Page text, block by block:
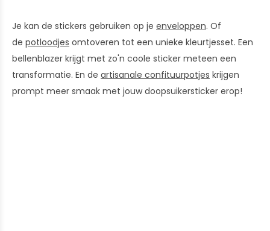
Je kan de stickers gebruiken op je enveloppen. Of
de potloodjes omtoveren tot een unieke kleurtjesset. Een
bellenblazer krijgt met zo'n coole sticker meteen een
transformatie. En de artisanale confituurpotjes krijgen
prompt meer smaak met jouw doopsuikersticker erop!